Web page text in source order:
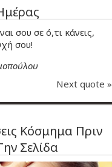
σου σε ό,τι κάνεις,
σου!
Next quote »
Κόσμημα Πριν
Σελίδα